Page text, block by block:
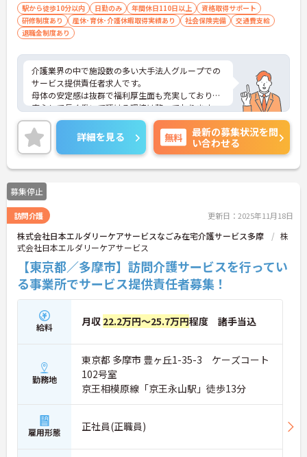
駅から徒歩10分以内 日勤のみ 年間休日110日以上
資格取得サポート
研修制度あり
産休･育休･介護休暇取得実績あり 社会保険完備
交通費支給
退職金制度あり
介護業界の中で施設数の多い大手法人グループでの
サービス提供責任者求人です。
母体の安定感は抜群で福利厚生面も充実しており、
安心して長く働いて頂ける環境は整っております。
また、頑張りがきちんと評価に繋がります。
ご興味のある方はぜひお気軽にお問い合わせくださ
い。
詳細を見る 無料
最新の募集状況を問
い合わせる
募集停止
訪問介護 更新日：2025年11月18日
株式会社日本エルダリーケアサービスなごみ在宅介護サービス多摩
株
式会社日本エルダリーケアサービス
【東京都／多摩市】訪問介護サービスを行ってい
る事業所でサービス提供責任者募集！
給料 月収 22.2万円～25.7万円程度 諸手当込
勤務地
東京都 多摩市 豊ヶ丘1-35-3 ケーズコート
102号室
京王相模原線「京王永山駅」徒歩13分
雇用形態 正社員(正職員)